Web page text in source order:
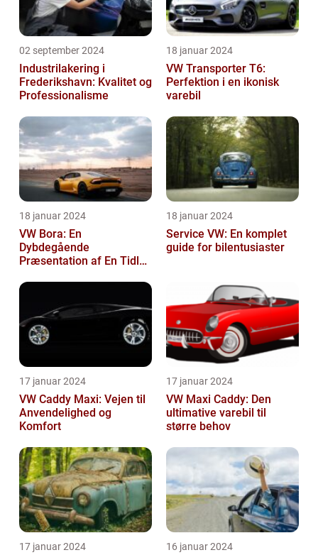
02 september 2024
Industrilakering i
Frederikshavn: Kvalitet og
Professionalisme
18 januar 2024
VW Transporter T6:
Perfektion i en ikonisk
varebil
18 januar 2024
VW Bora: En
Dybdegående
Præsentation af En Tidløs
18 januar 2024
Service VW: En komplet
guide for bilentusiaster
17 januar 2024
VW Caddy Maxi: Vejen til
Anvendelighed og
Komfort
17 januar 2024
VW Maxi Caddy: Den
ultimative varebil til
større behov
17 januar 2024 16 januar 2024